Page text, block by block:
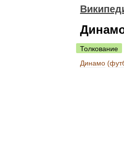
Толкование
Динамо (